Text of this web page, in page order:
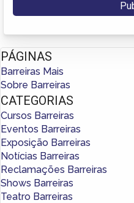
PÁGINAS
Barreiras Mais
Sobre Barreiras
CATEGORIAS
Cursos Barreiras
Eventos Barreiras
Exposição Barreiras
Notícias Barreiras
Reclamações Barreiras
Shows Barreiras
Teatro Barreiras